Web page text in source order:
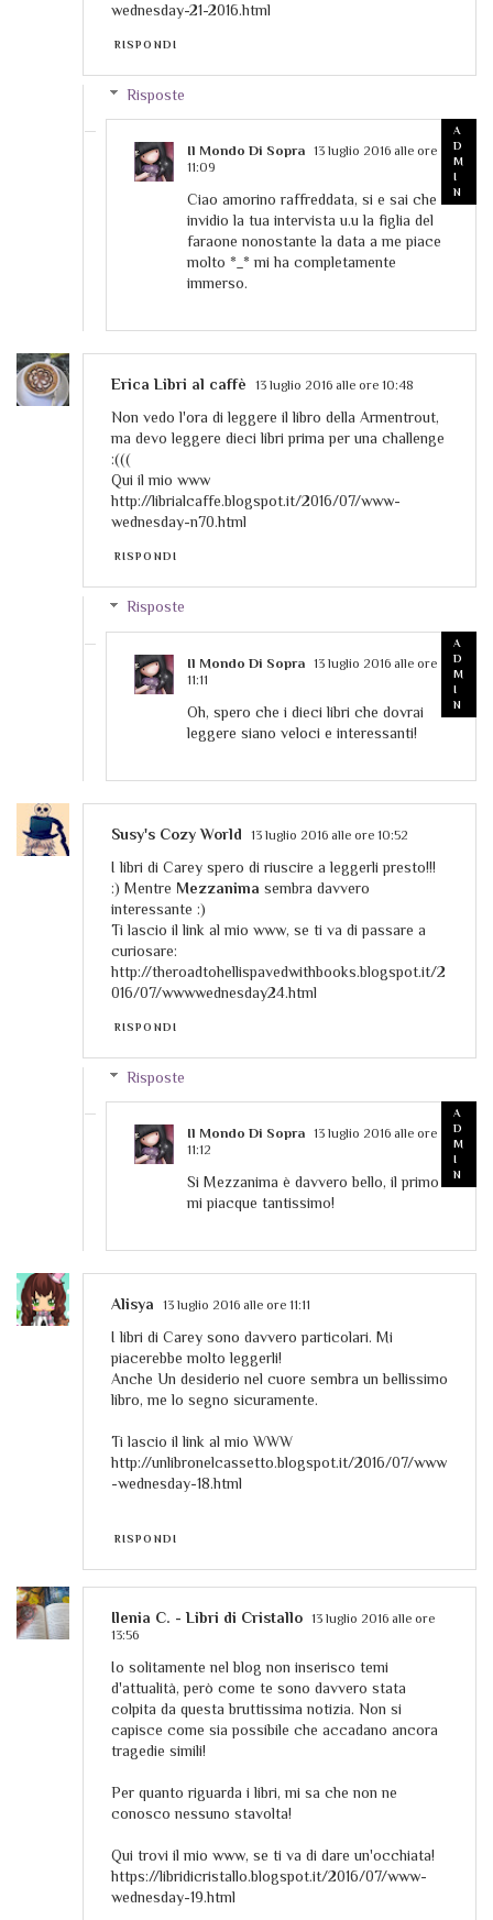
wednesday-21-2016.html
RISPONDI
Risposte
Il Mondo Di Sopra 13 luglio 2016 alle ore
11:09
Ciao amorino raffreddata, si e sai che
invidio la tua intervista u.u la figlia del
faraone nonostante la data a me piace
molto *_* mi ha completamente
immerso.
Erica Libri al caffè 13 luglio 2016 alle ore 10:48
Non vedo l'ora di leggere il libro della Armentrout,
ma devo leggere dieci libri prima per una challenge
:(((
Qui il mio www
http://librialcaffe.blogspot.it/2016/07/www-
wednesday-n70.html
RISPONDI
Risposte
Il Mondo Di Sopra 13 luglio 2016 alle ore
11:11
Oh, spero che i dieci libri che dovrai
leggere siano veloci e interessanti!
Susy's Cozy World 13 luglio 2016 alle ore 10:52
I libri di Carey spero di riuscire a leggerli presto!!!
:) Mentre Mezzanima sembra davvero
interessante :)
Ti lascio il link al mio www, se ti va di passare a
curiosare:
http://theroadtohellispavedwithbooks.blogspot.it/2
016/07/wwwwednesday24.html
RISPONDI
Risposte
Il Mondo Di Sopra 13 luglio 2016 alle ore
11:12
Si Mezzanima è davvero bello, il primo
mi piacque tantissimo!
Alisya 13 luglio 2016 alle ore 11:11
I libri di Carey sono davvero particolari. Mi
piacerebbe molto leggerli!
Anche Un desiderio nel cuore sembra un bellissimo
libro, me lo segno sicuramente.
Ti lascio il link al mio WWW
http://unlibronelcassetto.blogspot.it/2016/07/www
-wednesday-18.html
RISPONDI
Ilenia C. - Libri di Cristallo 13 luglio 2016 alle ore
13:56
Io solitamente nel blog non inserisco temi
d'attualità, però come te sono davvero stata
colpita da questa bruttissima notizia. Non si
capisce come sia possibile che accadano ancora
tragedie simili!
Per quanto riguarda i libri, mi sa che non ne
conosco nessuno stavolta!
Qui trovi il mio www, se ti va di dare un'occhiata!
https://libridicristallo.blogspot.it/2016/07/www-
wednesday-19.html